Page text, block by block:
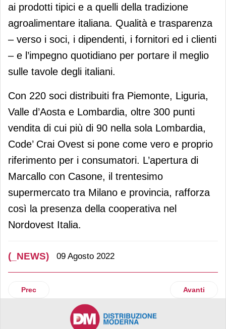
ai prodotti tipici e a quelli della tradizione
agroalimentare italiana. Qualità e trasparenza
– verso i soci, i dipendenti, i fornitori ed i clienti
– e l’impegno quotidiano per portare il meglio
sulle tavole degli italiani.
Con 220 soci distribuiti fra Piemonte, Liguria,
Valle d’Aosta e Lombardia, oltre 300 punti
vendita di cui più di 90 nella sola Lombardia,
Code’ Crai Ovest si pone come vero e proprio
riferimento per i consumatori. L’apertura di
Marcallo con Casone, il trentesimo
supermercato tra Milano e provincia, rafforza
così la presenza della cooperativa nel
Nordovest Italia.
(_NEWS) 09 Agosto 2022
Articolo precedente: Pam: sì al panettone da gustare sotto
Prec Articolo
Avanti